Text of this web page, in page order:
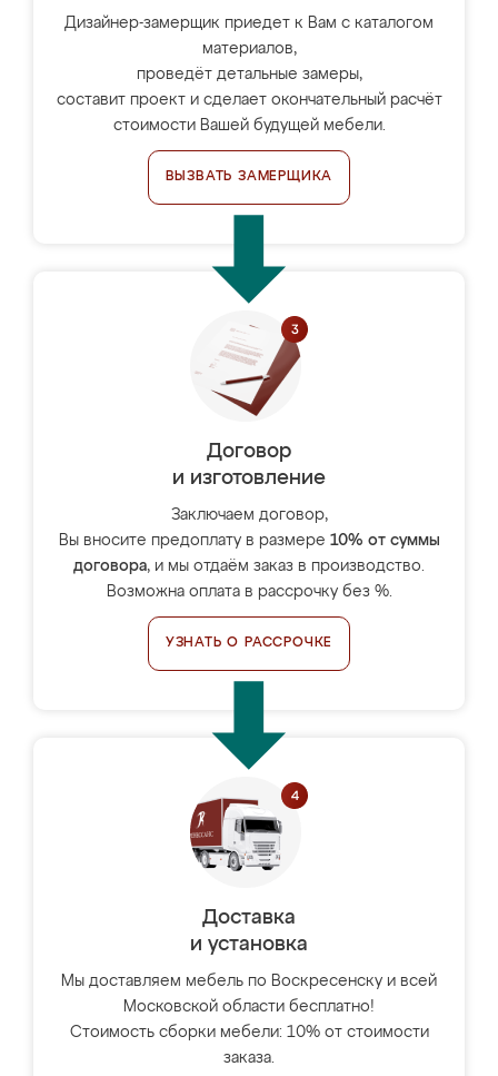
Дизайнер-замерщик приедет к Вам с каталогом
материалов,
проведёт детальные замеры,
составит проект и сделает окончательный расчёт
стоимости Вашей будущей мебели.
ВЫЗВАТЬ ЗАМЕРЩИКА
Договор
и изготовление
Заключаем договор,
Вы вносите предоплату в размере 10% от суммы
договора, и мы отдаём заказ в производство.
Возможна оплата в рассрочку без %.
УЗНАТЬ О РАССРОЧКЕ
Доставка
и установка
Мы доставляем мебель по Воскресенску и всей
Московской области бесплатно!
Стоимость сборки мебели: 10% от стоимости
заказа.